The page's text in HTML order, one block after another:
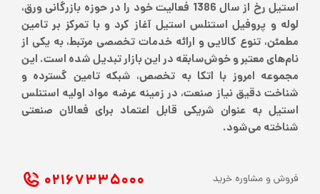
استیل رخ از سال 1386 فعالیت خود را در حوزه بازرگانی ورق،
لوله و پروفیل استنلس استیل آغاز کرد و با تمرکز بر تامین
مطمئن، تنوع کالایی و ارائه خدمات تخصصی مرتبط، به یکی از
نام‌های معتبر و خوش‌سابقه در این بازار تبدیل شده است. این
مجموعه امروز با اتکا به تخصص، شبکه تامین گسترده و
شناخت دقیق نیاز صنعت، در زمینه عرضه مواد اولیه استنلس
استیل به عنوان شریکی قابل اعتماد برای فعالان صنعتی
شناخته می‌شود.
فروش و مشاوره خرید ۰۲۱ ۶۷۳۳۵۰۰۰